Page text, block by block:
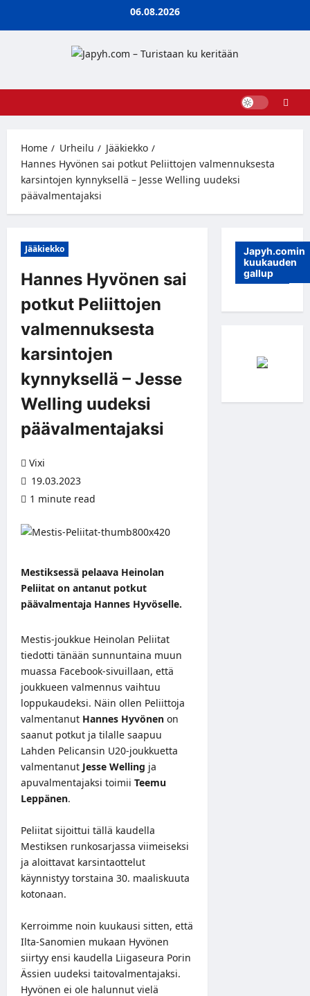
06.08.2026
Home Urheilu
Jääkiekko
Hannes Hyvönen sai potkut Peliittojen valmennuksesta
karsintojen kynnyksellä – Jesse Welling uudeksi
päävalmentajaksi
Jääkiekko
Hannes Hyvönen sai
potkut Peliittojen
valmennuksesta
karsintojen
kynnyksellä – Jesse
Welling uudeksi
päävalmentajaksi
Vixi
19.03.2023
1 minute read
Mestiksessä pelaava Heinolan
Peliitat on antanut potkut
päävalmentaja Hannes Hyvöselle.
Mestis-joukkue Heinolan Peliitat
tiedotti tänään sunnuntaina muun
muassa Facebook-sivuillaan, että
joukkueen valmennus vaihtuu
loppukaudeksi. Näin ollen Peliittoja
valmentanut Hannes Hyvönen on
saanut potkut ja tilalle saapuu
Lahden Pelicansin U20-joukkuetta
valmentanut Jesse Welling ja
apuvalmentajaksi toimii Teemu
Leppänen.
Peliitat sijoittui tällä kaudella
Mestiksen runkosarjassa viimeiseksi
ja aloittavat karsintaottelut
käynnistyy torstaina 30. maaliskuuta
kotonaan.
Kerroimme noin kuukausi sitten, että
Ilta-Sanomien mukaan Hyvönen
siirtyy ensi kaudella Liigaseura Porin
Ässien uudeksi taitovalmentajaksi.
Hyvönen ei ole halunnut vielä
Japyh.comin
kuukauden
gallup